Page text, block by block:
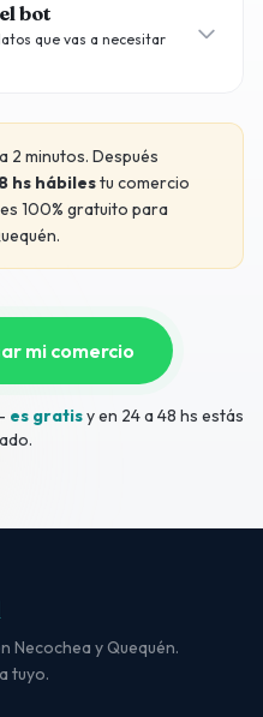
bot
que vas a necesitar
2 minutos. Después
hs hábilestu comercio
100% gratuito para
mi comercio
es gratisy en 24 a 48 hs estás
Necochea y Quequén.
tuyo.